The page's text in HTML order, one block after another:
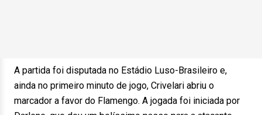
A partida foi disputada no Estádio Luso-Brasileiro e,
ainda no primeiro minuto de jogo, Crivelari abriu o
marcador a favor do Flamengo. A jogada foi iniciada por